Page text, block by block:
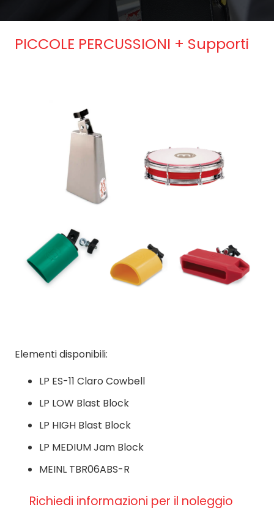
PICCOLE PERCUSSIONI + Supporti
Elementi disponibili:
LP ES-11 Claro Cowbell
LP LOW Blast Block
LP HIGH Blast Block
LP MEDIUM Jam Block
MEINL TBR06ABS-R
Richiedi informazioni per il noleggio